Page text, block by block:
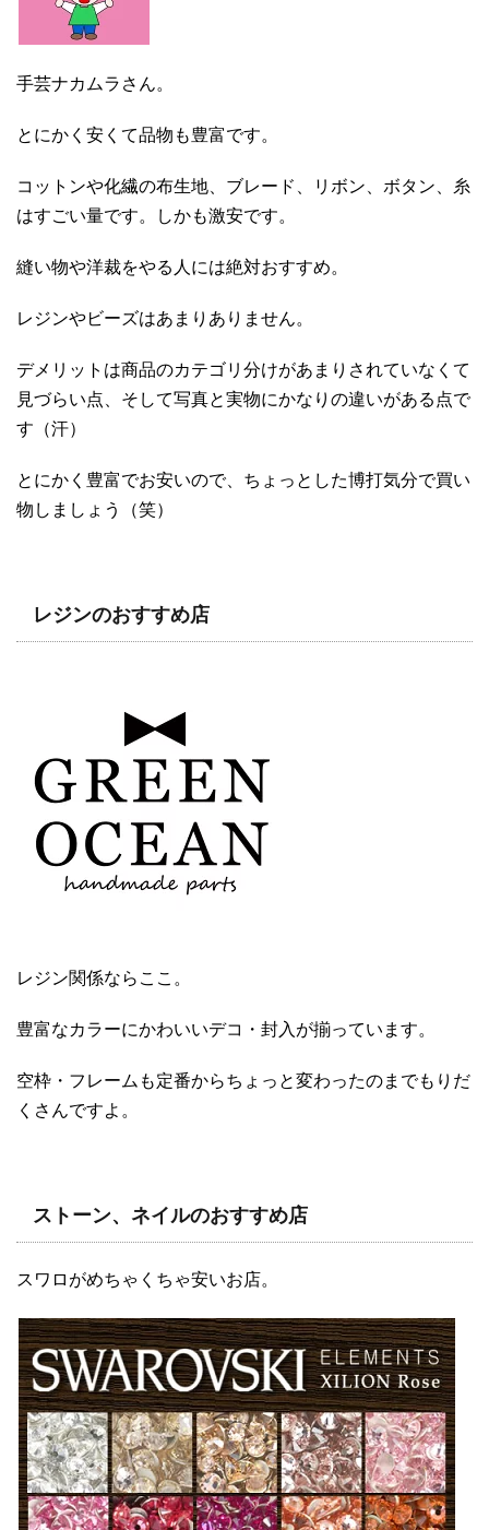
手芸ナカムラさん。
とにかく安くて品物も豊富です。
コットンや化繊の布生地、ブレード、リボン、ボタン、糸
はすごい量です。しかも激安です。
縫い物や洋裁をやる人には絶対おすすめ。
レジンやビーズはあまりありません。
デメリットは商品のカテゴリ分けがあまりされていなくて
見づらい点、そして写真と実物にかなりの違いがある点で
す（汗）
とにかく豊富でお安いので、ちょっとした博打気分で買い
物しましょう（笑）
レジンのおすすめ店
レジン関係ならここ。
豊富なカラーにかわいいデコ・封入が揃っています。
空枠・フレームも定番からちょっと変わったのまでもりだ
くさんですよ。
ストーン、ネイルのおすすめ店
スワロがめちゃくちゃ安いお店。